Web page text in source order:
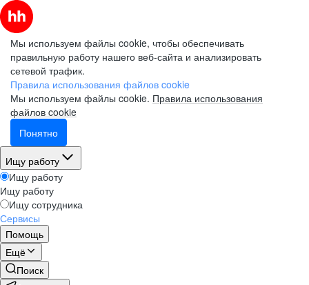
Мы используем файлы cookie, чтобы обеспечивать
правильную работу нашего веб-сайта и анализировать
сетевой трафик.
Правила использования файлов cookie
Мы используем файлы cookie. Правила использования
файлов cookie
Понятно
Ищу работу
Ищу работу
Ищу работу
Ищу сотрудника
Сервисы
Помощь
Ещё
Поиск